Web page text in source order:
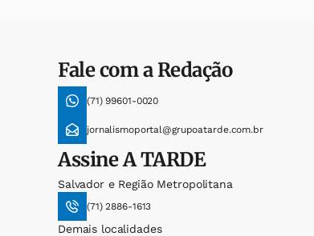
Fale com a Redação
(71) 99601-0020
jornalismoportal@grupoatarde.com.br
AssineA TARDE
Salvador e Região Metropolitana
(71) 2886-1613
Demais localidades